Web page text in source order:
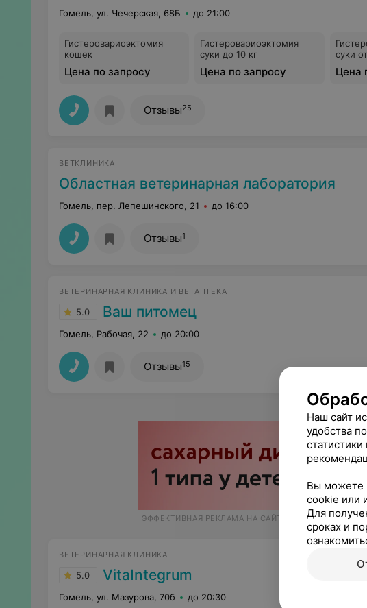
Гомель, ул. Чечерская, 68Б до 21:00
Гистеровариоэктомия
кошек
Цена по запросу
Гистеровариоэктомия
суки до 10 кг
Цена по запросу
суки
Цена
Отзывы25
ВЕТКЛИНИКА
Областная ветеринарная лаборатория
Гомель, пер. Лепешинского, 21 до 16:00
Отзывы1
ВЕТЕРИНАРНАЯ КЛИНИКА И ВЕТАПТЕКА
5.0 Ваш питомец
Гомель, Рабочая, 22 до 20:00
Отзывы15
ЭФФЕКТИВНАЯ РЕКЛАМА НА САЙТЕ
ВЕТЕРИНАРНАЯ КЛИНИКА
5.0 VitaIntegrum
Гомель, ул. Мазурова, 70б до 20:30
Наш сайт
удобства
Вы можете
cookie или
Для
сроках и